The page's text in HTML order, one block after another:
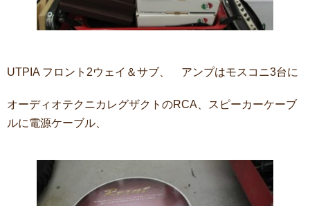
UTPIA フロント2ウェイ＆サブ、 アンプはモスコニ3台に
オーディオテクニカレグザクトのRCA、スピーカーケーブ
ルに電源ケーブル、